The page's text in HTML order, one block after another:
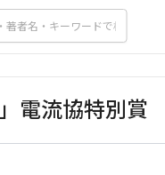
電流協特別賞